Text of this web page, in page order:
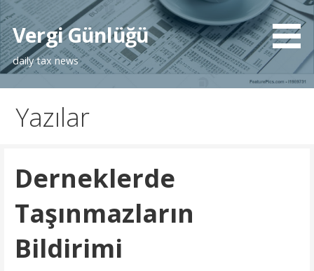
İçeriğe
atlaVergi Günlüğü
daily tax news
Yazılar
Derneklerde
Taşınmazların
Bildirimi